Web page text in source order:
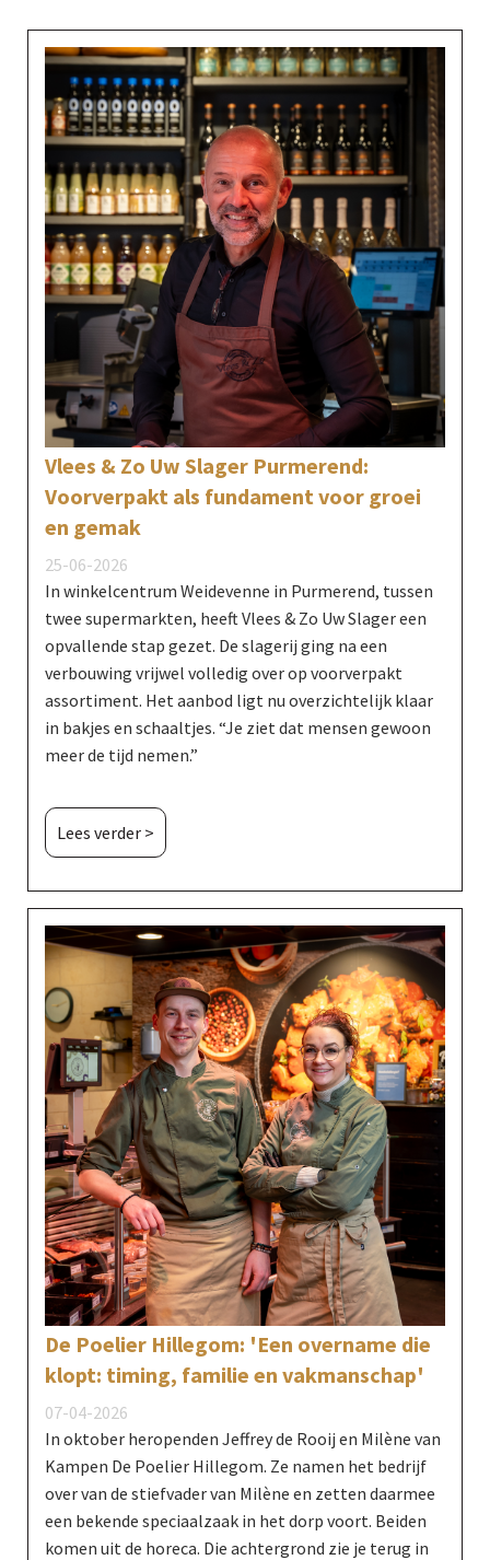
Vlees & Zo Uw Slager Purmerend:
Voorverpakt als fundament voor groei
en gemak
25-06-2026
In winkelcentrum Weidevenne in Purmerend, tussen
twee supermarkten, heeft Vlees & Zo Uw Slager een
opvallende stap gezet. De slagerij ging na een
verbouwing vrijwel volledig over op voorverpakt
assortiment. Het aanbod ligt nu overzichtelijk klaar
in bakjes en schaaltjes. “Je ziet dat mensen gewoon
meer de tijd nemen.”
Lees verder >
De Poelier Hillegom: 'Een overname die
klopt: timing, familie en vakmanschap'
07-04-2026
In oktober heropenden Jeffrey de Rooij en Milène van
Kampen De Poelier Hillegom. Ze namen het bedrijf
over van de stiefvader van Milène en zetten daarmee
een bekende speciaalzaak in het dorp voort. Beiden
komen uit de horeca. Die achtergrond zie je terug in